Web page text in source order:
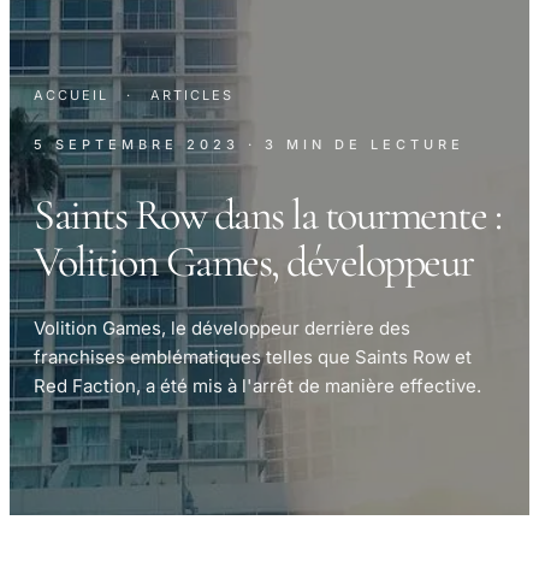
ACCUEIL · ARTICLES
5 SEPTEMBRE 2023 · 3 MIN DE LECTURE
Saints Row dans la tourmente :
Volition Games, développeur
Volition Games, le développeur derrière des
franchises emblématiques telles que Saints Row et
Red Faction, a été mis à l'arrêt de manière effective.